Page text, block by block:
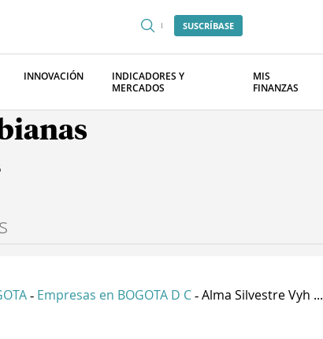
SUSCRÍBASE
INNOVACIÓN
INDICADORES Y
MERCADOS
MIS
FINANZAS
- Empresas en BOGOTA D C - Alma Silvestre Vyh ...